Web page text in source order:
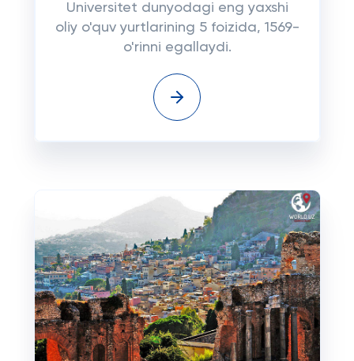
Universitet dunyodagi eng yaxshi
oliy o'quv yurtlarining 5 foizida, 1569-
o'rinni egallaydi.